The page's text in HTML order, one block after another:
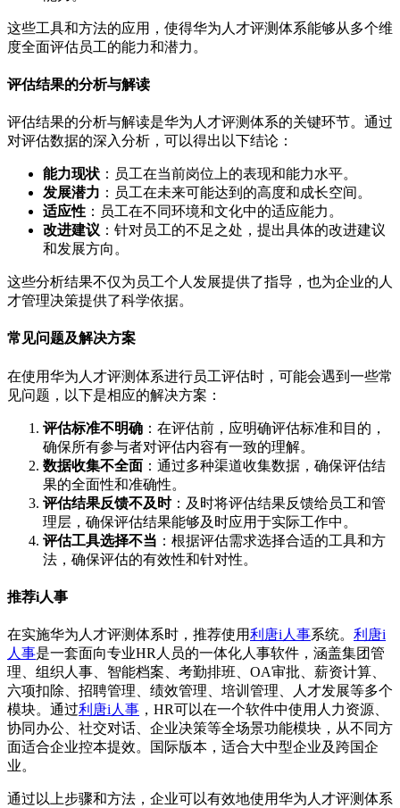
这些工具和方法的应用，使得华为人才评测体系能够从多个维
度全面评估员工的能力和潜力。
评估结果的分析与解读
评估结果的分析与解读是华为人才评测体系的关键环节。通过
对评估数据的深入分析，可以得出以下结论：
能力现状 ：员工在当前岗位上的表现和能力水平。
发展潜力 ：员工在未来可能达到的高度和成长空间。
适应性 ：员工在不同环境和文化中的适应能力。
改进建议 ：针对员工的不足之处，提出具体的改进建议
和发展方向。
这些分析结果不仅为员工个人发展提供了指导，也为企业的人
才管理决策提供了科学依据。
常见问题及解决方案
在使用华为人才评测体系进行员工评估时，可能会遇到一些常
见问题，以下是相应的解决方案：
评估标准不明确 ：在评估前，应明确评估标准和目的，
确保所有参与者对评估内容有一致的理解。
数据收集不全面 ：通过多种渠道收集数据，确保评估结
果的全面性和准确性。
评估结果反馈不及时：及时将评估结果反馈给员工和管
理层，确保评估结果能够及时应用于实际工作中。
评估工具选择不当 ：根据评估需求选择合适的工具和方
法，确保评估的有效性和针对性。
推荐i人事
在实施华为人才评测体系时，推荐使用利唐i人事系统。 利唐i
人事是一套面向专业HR人员的一体化人事软件，涵盖集团管
理、组织人事、智能档案、考勤排班、OA审批、薪资计算、
六项扣除、招聘管理、绩效管理、培训管理、人才发展等多个
模块。通过利唐i人事 ，HR可以在一个软件中使用人力资源、
协同办公、社交对话、企业决策等全场景功能模块，从不同方
面适合企业控本提效。国际版本，适合大中型企业及跨国企
业。
通过以上步骤和方法，企业可以有效地使用华为人才评测体系